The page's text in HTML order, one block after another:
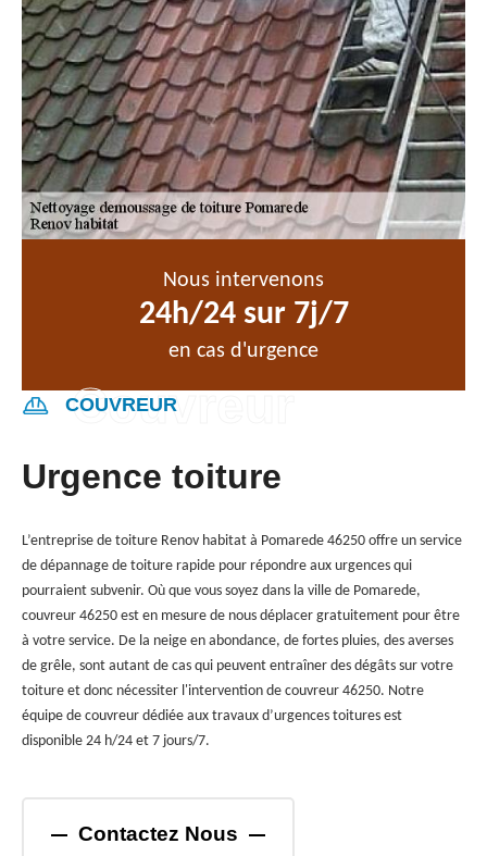
Nous intervenons
24h/24 sur 7j/7
en cas d'urgence
COUVREUR
Urgence toiture
L’entreprise de toiture Renov habitat à Pomarede 46250 offre un service
de dépannage de toiture rapide pour répondre aux urgences qui
pourraient subvenir. Où que vous soyez dans la ville de Pomarede,
couvreur 46250 est en mesure de nous déplacer gratuitement pour être
à votre service. De la neige en abondance, de fortes pluies, des averses
de grêle, sont autant de cas qui peuvent entraîner des dégâts sur votre
toiture et donc nécessiter l'intervention de couvreur 46250. Notre
équipe de couvreur dédiée aux travaux d’urgences toitures est
disponible 24 h/24 et 7 jours/7.
Contactez Nous